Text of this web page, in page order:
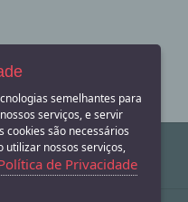
O Portal Casa Jaú apenas divulga
confirmar as informações
semelhantes para
serviços, e servir
cookies são necessários
utilizar nossos serviços,
de Privacidade